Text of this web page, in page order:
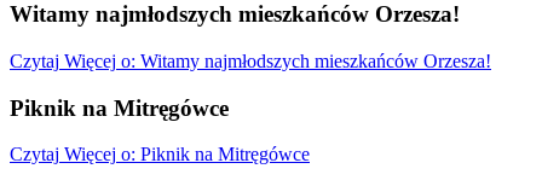
Witamy najmłodszych mieszkańców Orzesza!
Czytaj Więcej o: Witamy najmłodszych mieszkańców Orzesza!
Piknik na Mitręgówce
Czytaj Więcej o: Piknik na Mitręgówce